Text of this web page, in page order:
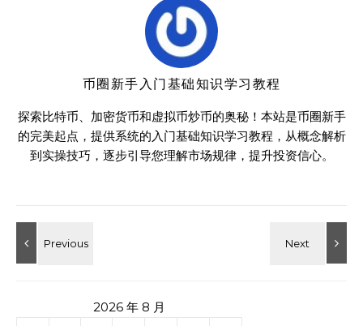
币圈新手入门基础知识学习教程
探索比特币、加密货币和虚拟币炒币的奥秘！本站是币圈新手
的完美起点，提供系统的入门基础知识学习教程，从概念解析
到实操技巧，逐步引导您理解市场规律，提升投资信心。
2026 年 8 月